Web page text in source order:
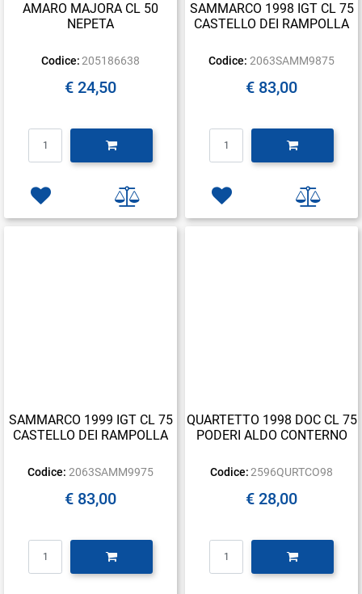
AMARO MAJORA CL 50
NEPETA
Codice: 205186638
€ 24,50
SAMMARCO 1998 IGT CL 75
CASTELLO DEI RAMPOLLA
Codice: 2063SAMM9875
€ 83,00
SAMMARCO 1999 IGT CL 75
CASTELLO DEI RAMPOLLA
Codice: 2063SAMM9975
€ 83,00
QUARTETTO 1998 DOC CL 75
PODERI ALDO CONTERNO
Codice: 2596QURTCO98
€ 28,00